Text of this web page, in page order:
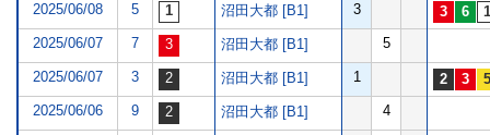
2025/06/08 5 沼田大都 [B1] 3
2025/06/07 7 沼田大都 [B1] 5
2025/06/07 3 沼田大都 [B1] 1
2025/06/06 9 沼田大都 [B1] 4